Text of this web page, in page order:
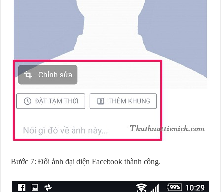
Bước 7: Đổi ảnh đại diện Facebook thành công.